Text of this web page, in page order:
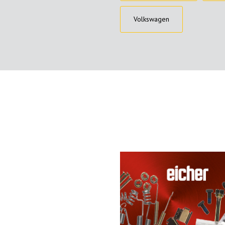
Volkswagen